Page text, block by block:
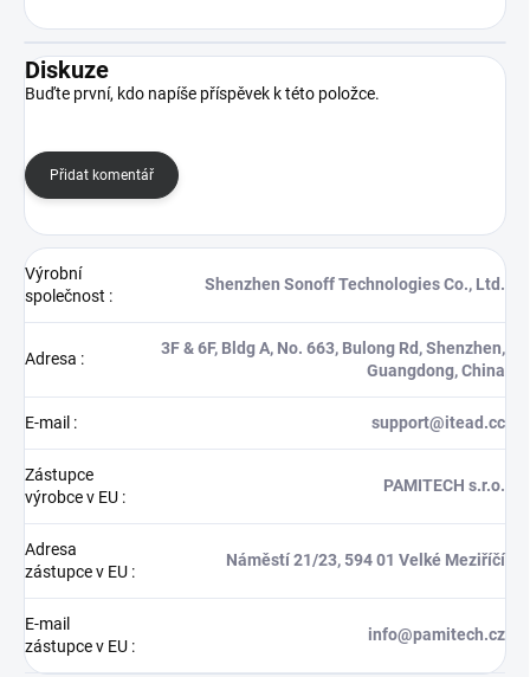
Diskuze
Buďte první, kdo napíše příspěvek k této položce.
Přidat komentář
Výrobní
společnost :
Shenzhen Sonoff Technologies Co., Ltd.
Adresa :
3F & 6F, Bldg A, No. 663, Bulong Rd, Shenzhen,
Guangdong, China
E-mail : support@itead.cc
Zástupce
výrobce v EU :
PAMITECH s.r.o.
Adresa
zástupce v EU :
Náměstí 21/23, 594 01 Velké Meziříčí
E-mail
zástupce v EU :
info@pamitech.cz